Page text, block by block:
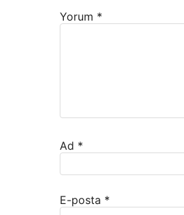
Yorum *
Ad *
E-posta *